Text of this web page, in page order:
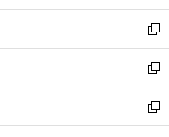
開
く
ウ
で
開
く
ン
ド
ウ
で
開
く
ウ
ィ
ン
ド
ウ
で
開
新
し
い
ウ
ィ
ン
新
し
い
ウ
新
し